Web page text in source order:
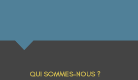
QUI SOMMES-NOUS ?